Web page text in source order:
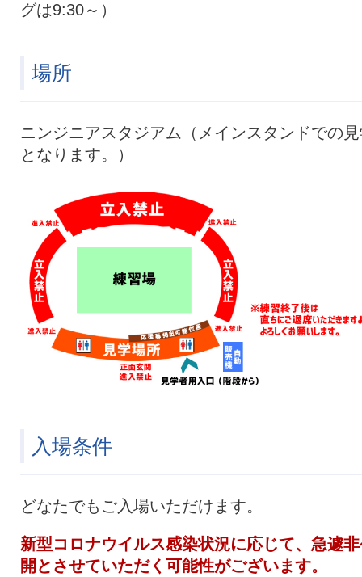
グは9:30～）
場所
ニンジニアスタジアム（メインスタンドでの
となります。）
入場条件
どなたでもご入場いただけます。
新型コロナウイルス感染状況に応じて、急遽
開とさせていただく可能性がございます。